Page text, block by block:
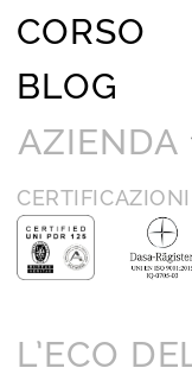
CORSO
BLOG
AZIENDA
CERTIFICAZIONI
L’ECO